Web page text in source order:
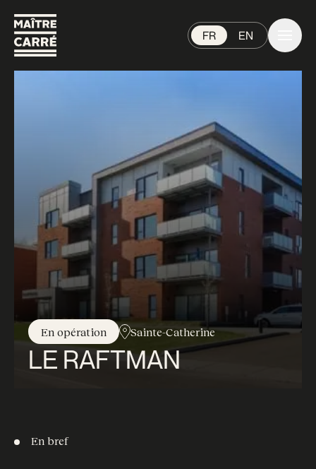
FR EN
En opération Sainte-Catherine
LE RAFTMAN
En bref